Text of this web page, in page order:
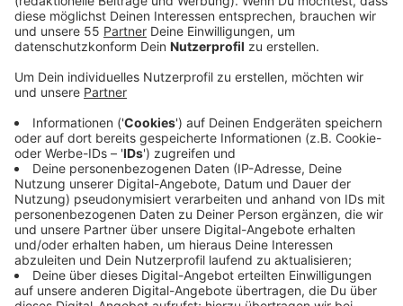
das Lernen und das gemeinsame Miteinander
konzentrieren könnten, unterstrich Feller in
Düsseldorf. "Die Nutzung eines Handys zu privaten
Zwecken ist dafür nicht erforderlich."
©picture alliance/dpa | Jens Kalaene
Wie Regeln zu Handys in Schulen am Ende umgesetzt
werden, entscheiden die Schulkonferenzen
(Symbolbild).
Anzeige